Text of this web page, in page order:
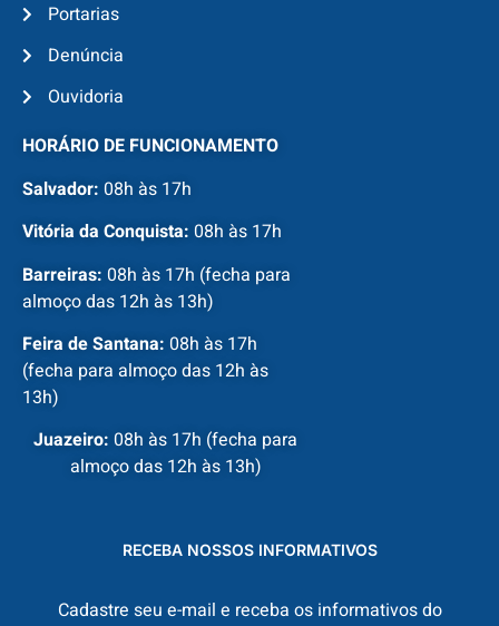
Portarias
Denúncia
Ouvidoria
HORÁRIO DE FUNCIONAMENTO
Salvador: 08h às 17h
Vitória da Conquista: 08h às 17h
Barreiras: 08h às 17h (fecha para
almoço das 12h às 13h)
Feira de Santana: 08h às 17h
(fecha para almoço das 12h às
13h)
Juazeiro: 08h às 17h (fecha para
almoço das 12h às 13h)
RECEBA NOSSOS INFORMATIVOS
Cadastre seu e-mail e receba os informativos do